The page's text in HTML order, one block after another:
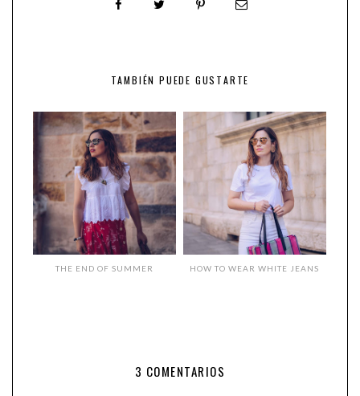
TAMBIÉN PUEDE GUSTARTE
THE END OF SUMMER HOW TO WEAR WHITE JEANS
3 COMENTARIOS